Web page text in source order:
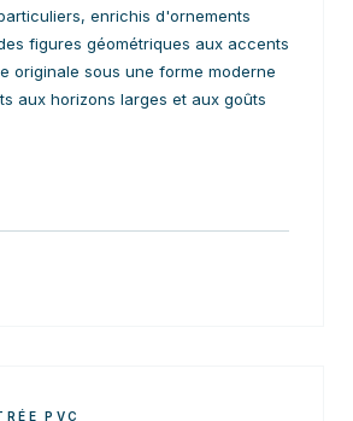
enrichis d'ornements
figures géométriques aux accents
originale sous une forme moderne
aux horizons larges et aux goûts
PVC